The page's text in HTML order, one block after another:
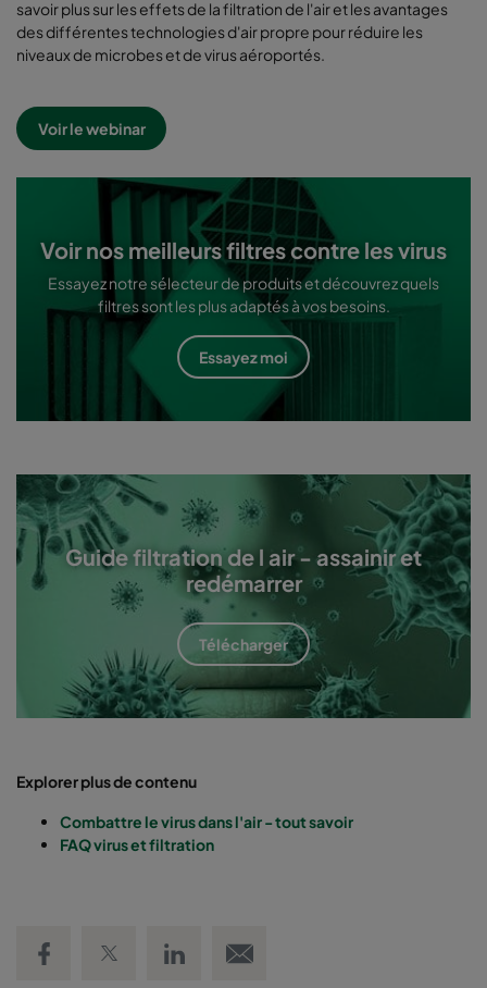
savoir plus sur les effets de la filtration de l'air et les avantages
des différentes technologies d'air propre pour réduire les
niveaux de microbes et de virus aéroportés.
Voir le webinar
Voir nos meilleurs filtres contre les virus
Essayez notre sélecteur de produits et découvrez quels
filtres sont les plus adaptés à vos besoins.
Essayez moi
Guide filtration de l air - assainir et
redémarrer
Télécharger
Explorer plus de contenu
Combattre le virus dans l'air - tout savoir
FAQ virus et filtration